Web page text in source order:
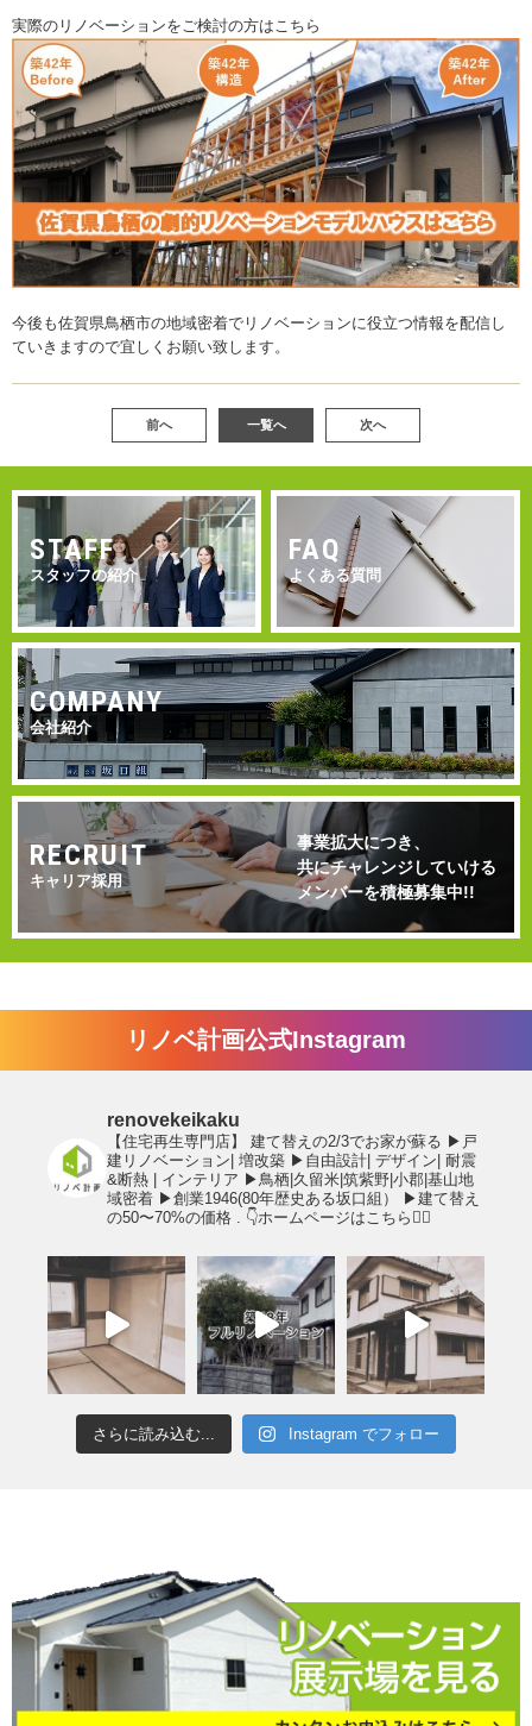
実際のリノベーションをご検討の方はこちら
今後も佐賀県鳥栖市の地域密着でリノベーションに役立つ情報を配信し
ていきますので宜しくお願い致します。
前へ 一覧へ 次へ
STAFF
スタッフの紹介
FAQ
よくある質問
COMPANY
会社紹介
RECRUIT
キャリア採用
事業拡大につき、
共にチャレンジしていける
メンバーを積極募集中!!
リノベ計画公式Instagram
renovekeikaku
【住宅再生専門店】 建て替えの2/3でお家が蘇る ▶︎戸
建リノベーション| 増改築 ▶︎自由設計| デザイン| 耐震
&断熱 | インテリア ▶︎鳥栖|久留米|筑紫野|小郡|基山地
域密着 ▶︎創業1946(80年歴史ある坂口組）
▶︎建て替え
の50〜70%の価格
👇ホームページはこちら💁‍♂️
さらに読み込む... Instagram でフォロー